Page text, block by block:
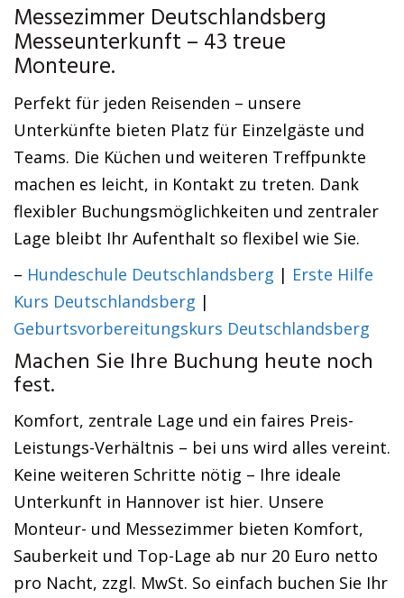
Messezimmer Deutschlandsberg
Messeunterkunft – 43 treue
Monteure.
Perfekt für jeden Reisenden – unsere
Unterkünfte bieten Platz für Einzelgäste und
Teams. Die Küchen und weiteren Treffpunkte
machen es leicht, in Kontakt zu treten. Dank
flexibler Buchungsmöglichkeiten und zentraler
Lage bleibt Ihr Aufenthalt so flexibel wie Sie.
– Hundeschule Deutschlandsberg | Erste Hilfe
Kurs Deutschlandsberg |
Geburtsvorbereitungskurs Deutschlandsberg
Machen Sie Ihre Buchung heute noch
fest.
Komfort, zentrale Lage und ein faires Preis-
Leistungs-Verhältnis – bei uns wird alles vereint.
Keine weiteren Schritte nötig – Ihre ideale
Unterkunft in Hannover ist hier. Unsere
Monteur- und Messezimmer bieten Komfort,
Sauberkeit und Top-Lage ab nur 20 Euro netto
pro Nacht, zzgl. MwSt. So einfach buchen Sie Ihr